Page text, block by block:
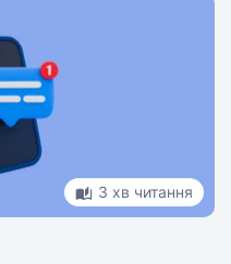
3 хв читання